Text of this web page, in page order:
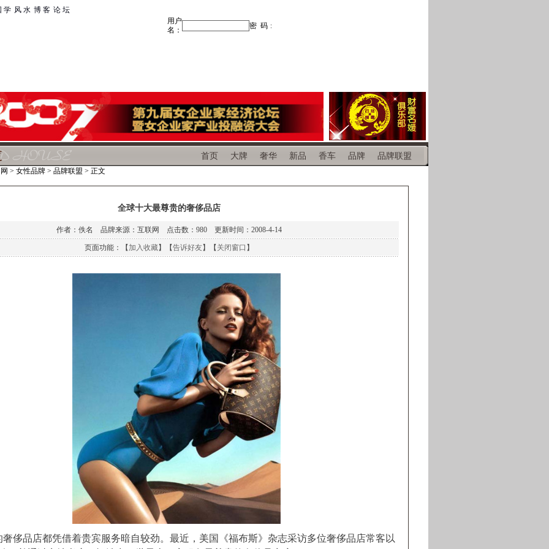
学 风 水 博 客 论 坛
首页 大牌 奢华 新品 香车 品牌 品牌联盟
> 女性品牌 > 品牌联盟 > 正文
全球十大最尊贵的奢侈品店
作者：佚名 品牌来源：互联网 点击数： 980 更新时间：2008-4-14
页面功能：【 加入收藏】【告诉好友】【 关闭窗口 】
奢侈品店都凭借着贵宾服务暗自较劲。最近，美国《福布斯》杂志采访多位奢侈品店常客以